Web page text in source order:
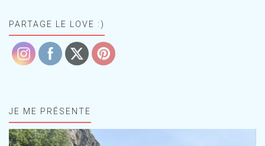
PARTAGE LE LOVE :)
JE ME PRÉSENTE